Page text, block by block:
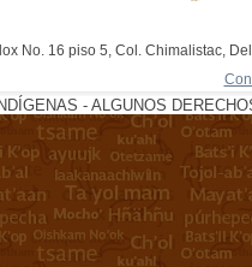
No. 16 piso 5, Col. Chimalistac,
- ALGUNOS